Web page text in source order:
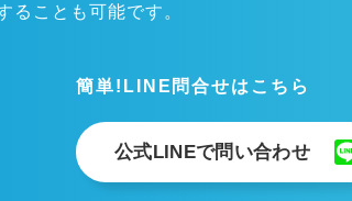
ることも可能です。
簡単!LINE問合せはこちら
公式LINEで問い合わせ